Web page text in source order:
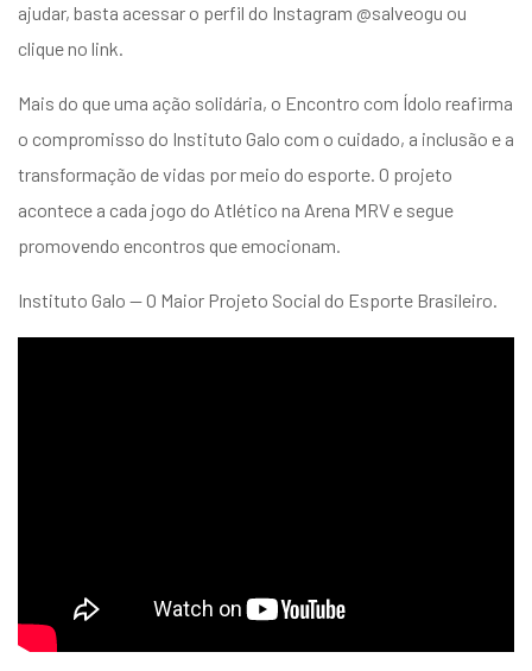
ajudar, basta acessar o perfil do Instagram @salveogu ou
clique no link.
Mais do que uma ação solidária, o Encontro com Ídolo reafirma
o compromisso do Instituto Galo com o cuidado, a inclusão e a
transformação de vidas por meio do esporte. O projeto
acontece a cada jogo do Atlético na Arena MRV e segue
promovendo encontros que emocionam.
Instituto Galo — O Maior Projeto Social do Esporte Brasileiro.